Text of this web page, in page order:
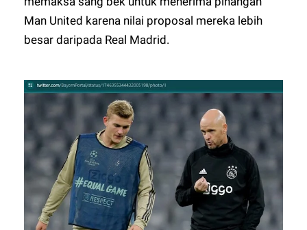
Man United karena nilai proposal mereka lebih
besar daripada Real Madrid.